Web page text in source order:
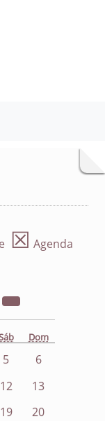
☒ Agenda
Dom
5
6
12
13
19
20